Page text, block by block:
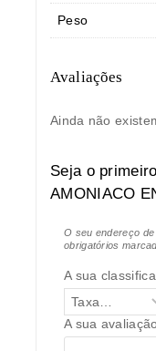
Peso
Avaliações
Ainda não
Seja o
AMONIACO
O seu endereço de
obrigatórios
A sua
A sua